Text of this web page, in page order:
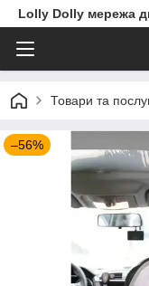
Lolly Dolly мережа
Товари та
–56%